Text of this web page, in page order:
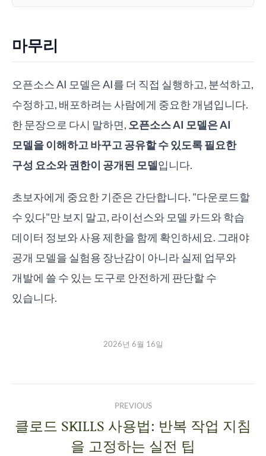
마무리
오픈소스 AI 모델은 AI를 더 직접 실행하고, 분석하고,
수정하고, 배포하려는 사람에게 중요한 개념입니다.
한 문장으로 다시 말하면, 오픈소스 AI 모델은 AI
모델을 이해하고 바꾸고 공유할 수 있도록 필요한
구성 요소와 권한이 공개된 모델입니다.
초보자에게 중요한 기준은 간단합니다. "다운로드할
수 있다"만 보지 말고, 라이선스와 모델 카드와 학습
데이터 정보와 사용 제한을 함께 확인하세요. 그래야
공개 모델을 실험용 장난감이 아니라 실제 업무와
개발에 쓸 수 있는 도구로 안전하게 판단할 수
있습니다.
2026년 6월 16일
PREVIOUS
클로드 SKILLS 사용법: 반복 작업 지침
을 고정하는 실전 팁